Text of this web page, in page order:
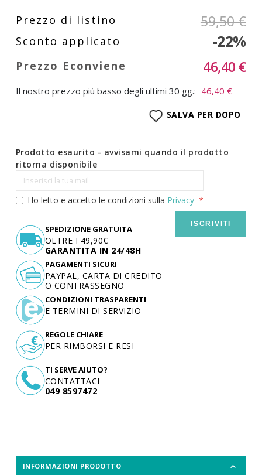
59,50 €
-22%
46,40 €
Il nostro prezzo più basso degli ultimi 30 gg.: 46,40 €
SALVA PER DOPO
Prodotto esaurito - avvisami quando il prodotto
ritorna disponibile
Ho letto e accetto le condizioni sulla Privacy
ISCRIVITI
SPEDIZIONE GRATUITA
OLTRE I 49,90€
GARANTITA IN 24/48H
TI SERVE AIUTO?
CONTATTACI
049 8597472
PAGAMENTI SICURI
PAYPAL, CARTA DI CREDITO
O CONTRASSEGNO
CONDIZIONI TRASPARENTI
E TERMINI DI SERVIZIO
REGOLE CHIARE
PER RIMBORSI E RESI
INFORMAZIONI PRODOTTO